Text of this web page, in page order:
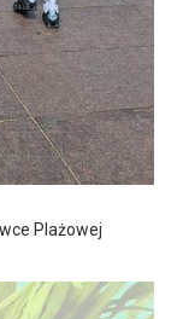
Plażowej